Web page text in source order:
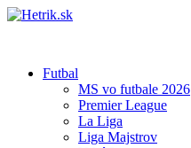
Futbal
MS vo futbale 2026
Premier League
La Liga
Liga Majstrov